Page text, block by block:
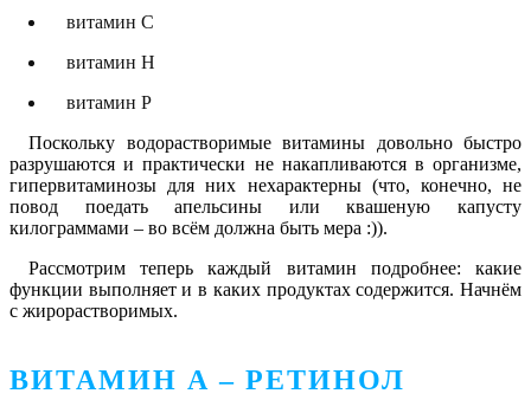
витамин С
витамин H
витамин P
Поскольку водорастворимые витамины довольно быстро
разрушаются и практически не накапливаются в организме,
гипервитаминозы для них нехарактерны (что, конечно, не
повод поедать апельсины или квашеную капусту
килограммами – во всём должна быть мера :)).
Рассмотрим теперь каждый витамин подробнее: какие
функции выполняет и в каких продуктах содержится. Начнём
с жирорастворимых.
ВИТАМИН А – РЕТИНОЛ